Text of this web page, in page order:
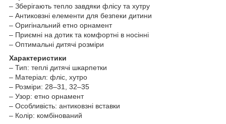
– Зберігають тепло завдяки флісу та хутру
– Антиковзні елементи для безпеки дитини
– Оригінальний етно орнамент
– Приємні на дотик та комфортні в носінні
– Оптимальні дитячі розміри
Характеристики
– Тип: теплі дитячі шкарпетки
– Матеріал: фліс, хутро
– Розміри: 28–31, 32–35
– Узор: етно орнамент
– Особливість: антиковзні вставки
– Колір: комбінований